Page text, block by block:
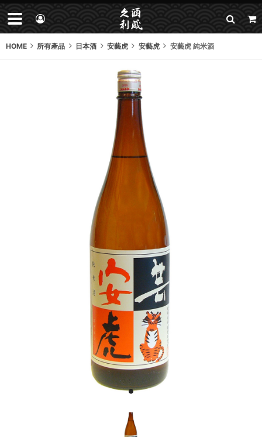
HOME 所有產品 日本酒 安藝虎 安藝虎 安藝虎 純米酒